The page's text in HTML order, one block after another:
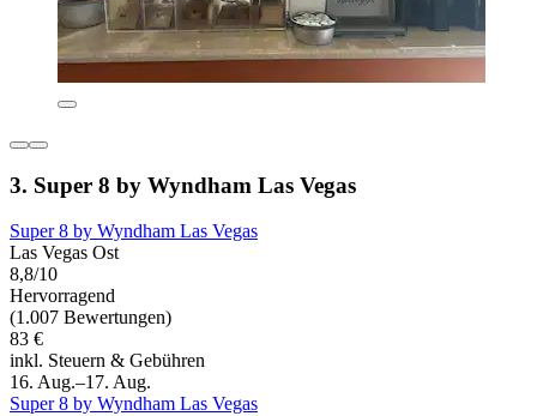
3. Super 8 by Wyndham Las Vegas
Super 8 by Wyndham Las Vegas
Las Vegas Ost
8,8/10
Hervorragend
(1.007 Bewertungen)
83 €
inkl. Steuern & Gebühren
16. Aug.–17. Aug.
Super 8 by Wyndham Las Vegas